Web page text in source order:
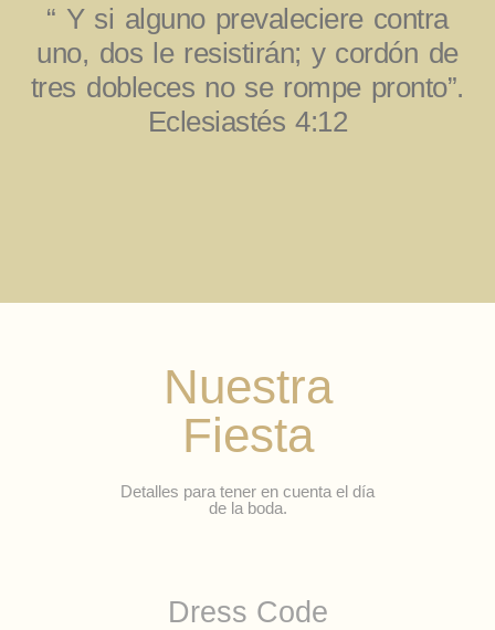
“ Y si alguno prevaleciere contra
uno, dos le resistirán; y cordón de
tres dobleces no se rompe pronto”.
Eclesiastés 4:12
Nuestra
Fiesta
Detalles para tener en cuenta el día
de la boda.
Dress Code